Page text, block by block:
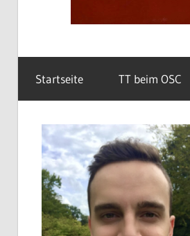
Startseite TT beim OSC